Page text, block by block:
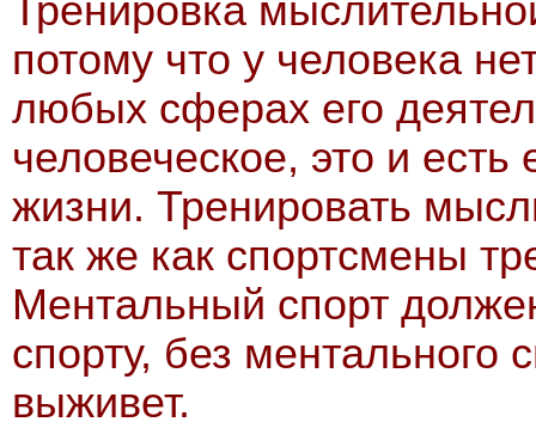
Тренировка
потому что у человека
любых сферах его
человеческое, это и есть
жизни. Тренировать
так же как спортсмены
Ментальный спорт
спорту, без ментального
выживет.